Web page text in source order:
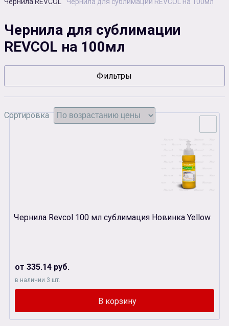
Карты памяти
Батарейки Сублимация
Сувенирная продукция Зарядные устройства
Чернила для сублимации
REVCOL на 100мл
Фильтры
Сортировка
Чернила Revcol 100 мл сублимация Новинка Yellow
от 335.14 руб.
в наличии 3 шт.